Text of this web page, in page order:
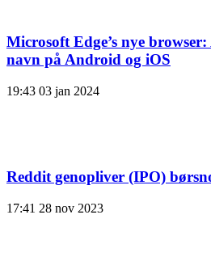
Microsoft Edge’s nye
navn på Android og iOS
19:43 03 jan 2024
Reddit genopliver (IPO)
17:41 28 nov 2023